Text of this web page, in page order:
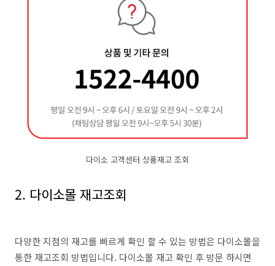
다이소 고객센터 상품재고 조회
2. 다이소몰 재고조회
다양한 지점의 재고를 빠르게 확인 할 수 있는 방법은 다이소몰을
통한 재고조회 방법입니다. 다이소몰 재고 확인 후 방문 하시면